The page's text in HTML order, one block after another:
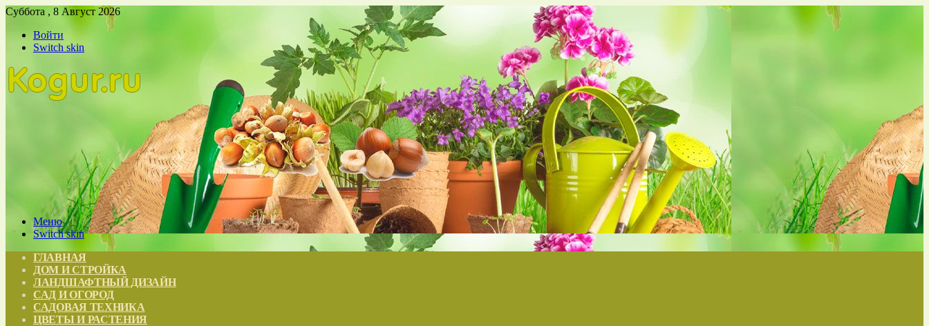
Суббота , 8 Август 2026
Войти
Switch skin
Меню
Switch skin
ГЛАВНАЯ
ДОМ И СТРОЙКА
ЛАНДШАФТНЫЙ ДИЗАЙН
САД И ОГОРОД
САДОВАЯ ТЕХНИКА
ЦВЕТЫ И РАСТЕНИЯ